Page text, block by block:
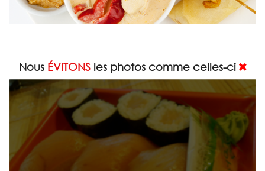
Nous ÉVITONSles photos comme celles-ci